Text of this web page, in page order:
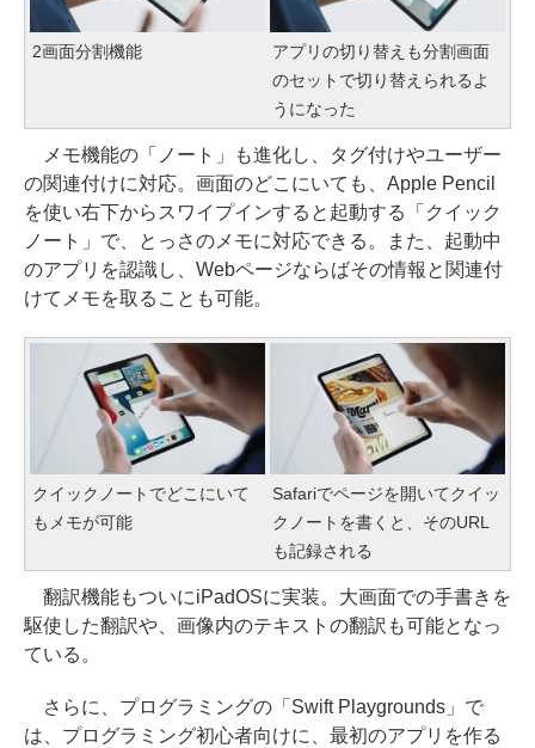
2画面分割機能
アプリの切り替えも分割画面
のセットで切り替えられるよ
うになった
メモ機能の「ノート」も進化し、タグ付けやユーザー
の関連付けに対応。画面のどこにいても、Apple Pencil
を使い右下からスワイプインすると起動する「クイック
ノート」で、とっさのメモに対応できる。また、起動中
のアプリを認識し、Webページならばその情報と関連付
けてメモを取ることも可能。
クイックノートでどこにいて
もメモが可能
Safariでページを開いてクイッ
クノートを書くと、そのURL
も記録される
翻訳機能もついにiPadOSに実装。大画面での手書きを
駆使した翻訳や、画像内のテキストの翻訳も可能となっ
ている。
さらに、プログラミングの「Swift Playgrounds」で
は、プログラミング初心者向けに、最初のアプリを作る